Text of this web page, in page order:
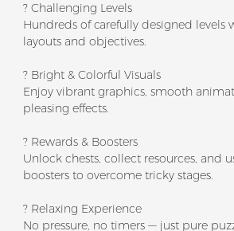
? Challenging Levels
Hundreds of carefully designed levels
layouts and objectives.
? Bright & Colorful Visuals
Enjoy vibrant graphics, smooth
pleasing effects.
? Rewards & Boosters
Unlock chests, collect resources, and
boosters to overcome tricky stages.
? Relaxing Experience
No pressure, no timers — just pure